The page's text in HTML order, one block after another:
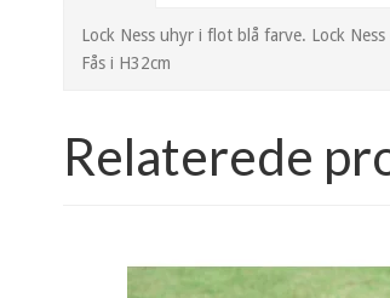
Lock Ness uhyr i flot blå farve. Lock
Fås i H32cm
Relaterede